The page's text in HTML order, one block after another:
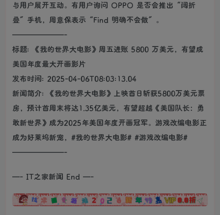
与用户展开互动。有用户询问 OPPO 是否会推出“阔折
叠”手机，周意保表示“Find 明确不会做”。
———————-
标题: 《我的世界大电影》周五进账 5800 万美元，有望成
美国年度最大开画影片
发布时间: 2025-04-06T08:03:13.04
新闻简介: 《我的世界大电影》上映首日斩获5800万美元票
房，预计首周末将达1.35亿美元，有望超越《美国队长：勇
敢新世界》成为2025年美国年度开画冠军。游戏改编电影正
成为好莱坞新宠，#我的世界大电影# #游戏改编电影#
———————-
—- IT之家新闻 End —-
广告